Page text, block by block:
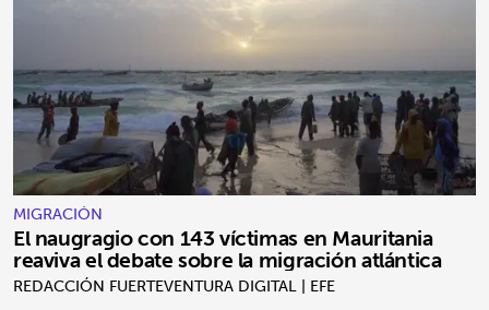
MIGRACIÓN
El naugragio con 143 víctimas en Mauritania
reaviva el debate sobre la migración atlántica
REDACCIÓN FUERTEVENTURA DIGITAL | EFE